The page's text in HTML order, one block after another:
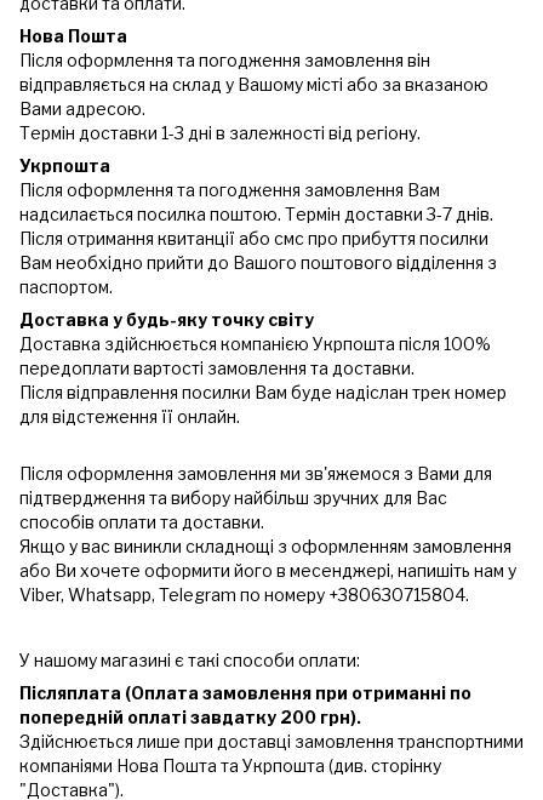
Нова Пошта
Після оформлення та погодження замовлення він
відправляється на склад у Вашому місті або за вказаною
Вами адресою.
Термін доставки 1-3 дні в залежності від регіону.
Укрпошта
Після оформлення та погодження замовлення Вам
надсилається посилка поштою. Термін доставки 3-7 днів.
Після отримання квитанції або смс про прибуття посилки
Вам необхідно прийти до Вашого поштового відділення з
паспортом.
Доставка у будь-яку точку світу
Доставка здійснюється компанією Укрпошта після 100%
передоплати вартості замовлення та доставки.
Після відправлення посилки Вам буде надіслан трек номер
для відстеження її онлайн.
Після оформлення замовлення ми зв'яжемося з Вами для
підтвердження та вибору найбільш зручних для Вас
способів оплати та доставки.
Якщо у вас виникли складнощі з оформленням замовлення
або Ви хочете оформити його в месенджері, напишіть нам у
Viber, Whatsapp, Telegram по номеру +380630715804.
У нашому магазині є такі способи оплати:
Післяплата (Оплата замовлення при отриманні по
попередній оплаті завдатку 200 грн).
Здійснюється лише при доставці замовлення транспортними
компаніями Нова Пошта та Укрпошта (див. сторінку
"Доставка").